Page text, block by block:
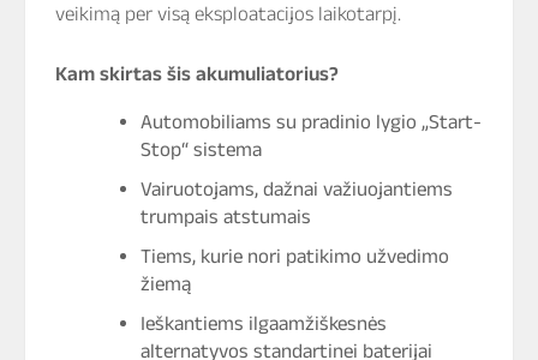
veikimą per visą eksploatacijos laikotarpį.
Kam skirtas šis akumuliatorius?
Automobiliams su pradinio lygio „Start-
Stop“ sistema
Vairuotojams, dažnai važiuojantiems
trumpais atstumais
Tiems, kurie nori patikimo užvedimo
žiemą
Ieškantiems ilgaamžiškesnės
alternatyvos standartinei baterijai